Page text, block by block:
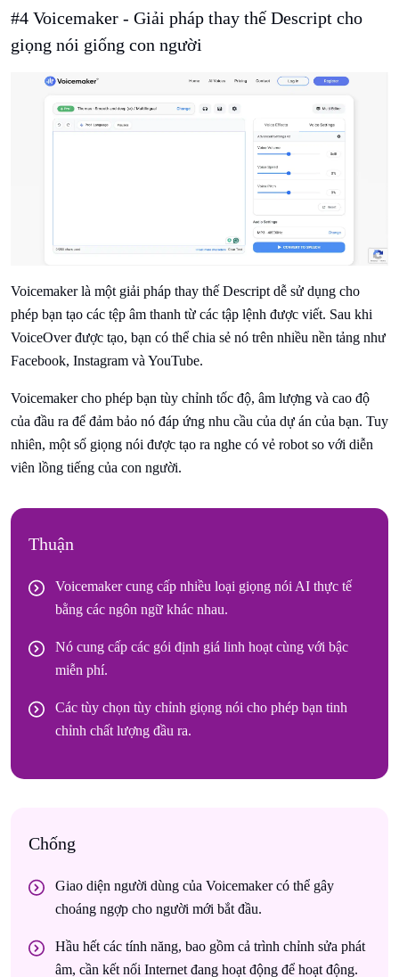
#4 Voicemaker - Giải pháp thay thế Descript cho
giọng nói giống con người
Voicemaker là một giải pháp thay thế Descript dễ sử dụng cho
phép bạn tạo các tệp âm thanh từ các tập lệnh được viết. Sau khi
VoiceOver được tạo, bạn có thể chia sẻ nó trên nhiều nền tảng như
Facebook, Instagram và YouTube.
Voicemaker cho phép bạn tùy chỉnh tốc độ, âm lượng và cao độ
của đầu ra để đảm bảo nó đáp ứng nhu cầu của dự án của bạn. Tuy
nhiên, một số giọng nói được tạo ra nghe có vẻ robot so với diễn
viên lồng tiếng của con người.
Thuận
Voicemaker cung cấp nhiều loại giọng nói AI thực tế
bằng các ngôn ngữ khác nhau.
Nó cung cấp các gói định giá linh hoạt cùng với bậc
miễn phí.
Các tùy chọn tùy chỉnh giọng nói cho phép bạn tinh
chỉnh chất lượng đầu ra.
Chống
Giao diện người dùng của Voicemaker có thể gây
choáng ngợp cho người mới bắt đầu.
Hầu hết các tính năng, bao gồm cả trình chỉnh sửa phát
âm, cần kết nối Internet đang hoạt động để hoạt động.